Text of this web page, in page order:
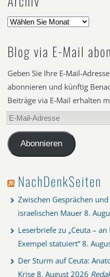
Blog via E-Mail
Geben Sie Ihre E-Mail-
abonnieren und künftig
Beiträge via E-Mail erhalten
E-
Mail-
AdresseAbonnieren
NachDenkSeiten
Zwischen Gesprächen
israelischen Mauer 8.
Leserbriefe zu „Ceuta –
Exempel statuiert“ 8.
Der Sturm auf Ceuta:
Krise 8. August 2026